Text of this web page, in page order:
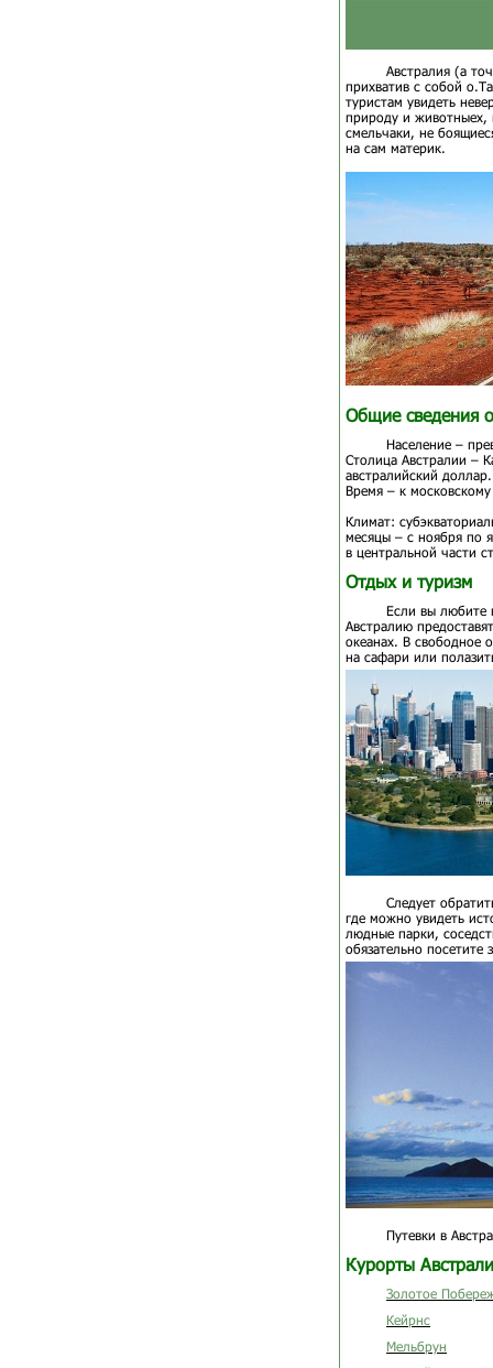
Австралия (а
прихватив с собой
туристам увидеть
природу и животныех,
смельчаки, не
на сам материк.
Общие сведения
Население –
Столица Австралии –
австралийский доллар.
Время – к
Климат:
месяцы – с ноября по
в центральной части
Отдых и туризм
Если вы любите
Австралию
океанах. В свободное
на сафари или
Следует
где можно увидеть
людные парки,
обязательно
Путевки в
Курорты
Золотое
Кейрнс
Мельбрун